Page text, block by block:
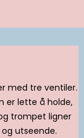
med tre ventiler.
er lette å holde,
trompet ligner
utseende.